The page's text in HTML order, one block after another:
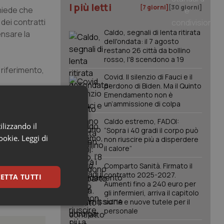
che
dei contratti
la
ed
I più letti [7 giorni] [30 giorni]
Caldo, segnali di lenta ritirata
dell'ondata: il 7 agosto
restano 26 città da bollino
rosso, l'8 scendono a 19
Covid. Il silenzio di Fauci e il
perdono di Biden. Ma il Quinto
Emendamento non è
un’ammissione di colpa
Caldo estremo, FADOI:
“Sopra i 40 gradi il corpo può
non riuscire più a disperdere
il calore”
Comparto Sanità. Firmato il
contratto 2025-2027.
Aumenti fino a 240 euro per
gli infermieri, arriva il capitolo
sull'IA e nuove tutele per il
personale
il
Leggi di
TUTTI